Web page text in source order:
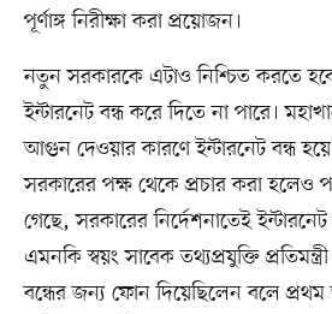
পূর্ণাঙ্গ নিরীক্ষা করা প্রয়োজন।
নতুন সরকারকে এটাও নিশ্চিত করতে
ইন্টারনেট বন্ধ করে দিতে না পারে।
আগুন দেওয়ার কারণে ইন্টারনেট বন্ধ
সরকারের পক্ষ থেকে প্রচার করা হলেও
গেছে, সরকারের নির্দেশনাতেই
এমনকি স্বয়ং সাবেক তথ্যপ্রযুক্তি
বন্ধের জন্য ফোন দিয়েছিলেন বলে